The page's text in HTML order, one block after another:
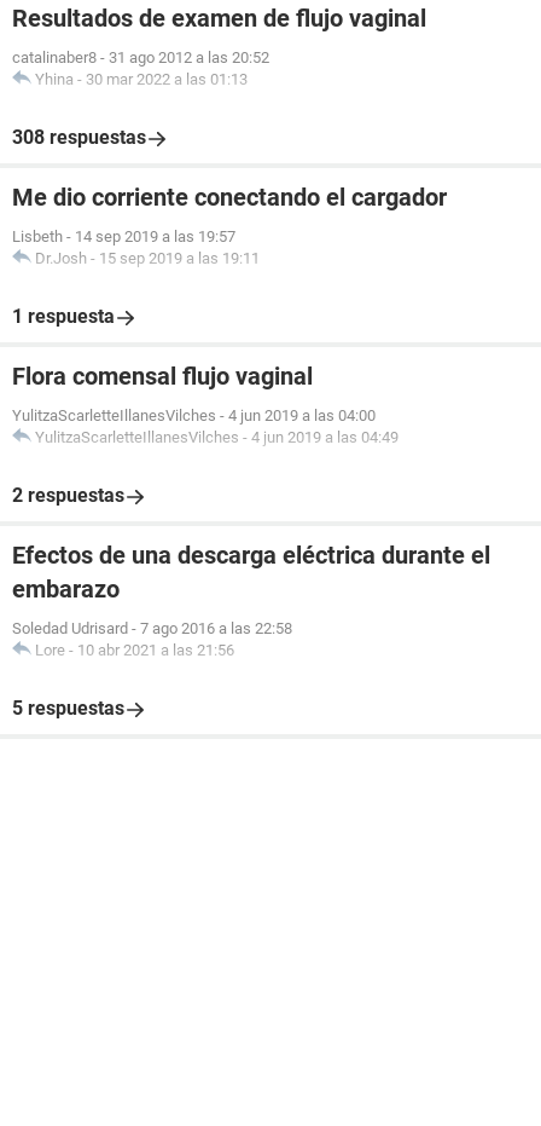
Resultados de examen de flujo vaginal
catalinaber8 - 31 ago 2012 a las 20:52
Yhina - 30 mar 2022 a las 01:13
308 respuestas
Me dio corriente conectando el cargador
Lisbeth - 14 sep 2019 a las 19:57
Dr.Josh - 15 sep 2019 a las 19:11
1 respuesta
Flora comensal flujo vaginal
YulitzaScarletteIllanesVilches - 4 jun 2019 a las 04:00
YulitzaScarletteIllanesVilches - 4 jun 2019 a las 04:49
2 respuestas
Efectos de una descarga eléctrica durante el
embarazo
Soledad Udrisard - 7 ago 2016 a las 22:58
Lore - 10 abr 2021 a las 21:56
5 respuestas